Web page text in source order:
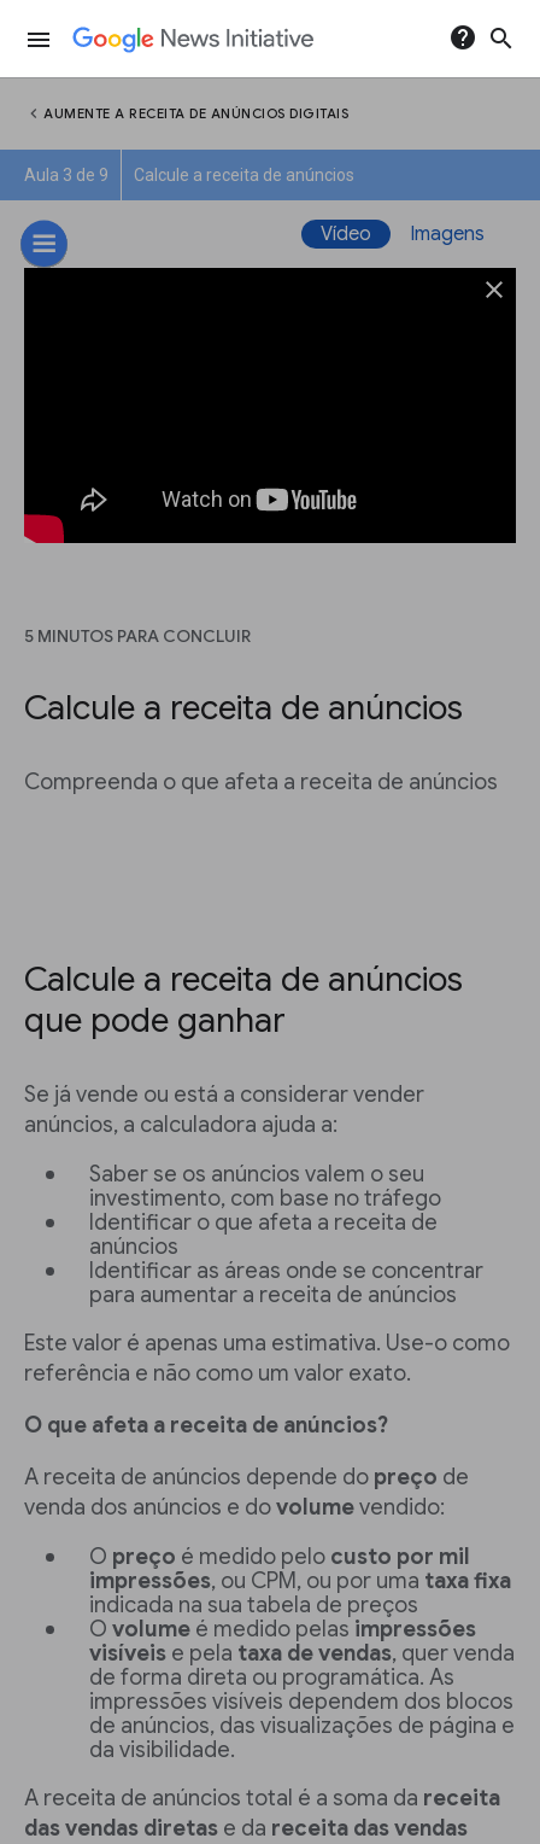
menu help search
chevron_left AUMENTE A RECEITA DE ANÚNCIOS DIGITAIS
Aula 3 de 9 Calcule a receita de anúncios
Vídeo Imagens
close
5 MINUTOS PARA CONCLUIR
Calcule a receita de anúncios
Compreenda o que afeta a receita de anúncios
Calcule a receita de anúncios
que pode ganhar
Se já vende ou está a considerar vender
anúncios, a calculadora ajuda a:
Saber se os anúncios valem o seu
investimento, com base no tráfego
Identificar o que afeta a receita de
anúncios
Identificar as áreas onde se concentrar
para aumentar a receita de anúncios
Este valor é apenas uma estimativa. Use-o como
referência e não como um valor exato.
O que afeta a receita de anúncios?
A receita de anúncios depende do preço de
venda dos anúncios e dovolumevendido:
O preço é medido pelo custo por mil
impressões, ou CPM, ou por uma taxa fixa
indicada na sua tabela de preços
O volume é medido pelas impressões
visíveis e pela taxa devendas, quer venda
de forma direta ou programática. As
impressões visíveis dependem dos blocos
de anúncios, das visualizações de página e
da visibilidade.
A receita de anúncios total é a soma da receita
das vendas diretas e da receita das vendas